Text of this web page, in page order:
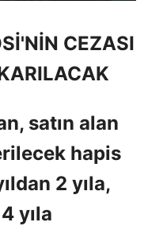
CEZASI
satın alan
hapis
2 yıla,
yıla